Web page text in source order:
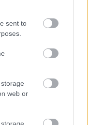
sent to
web or